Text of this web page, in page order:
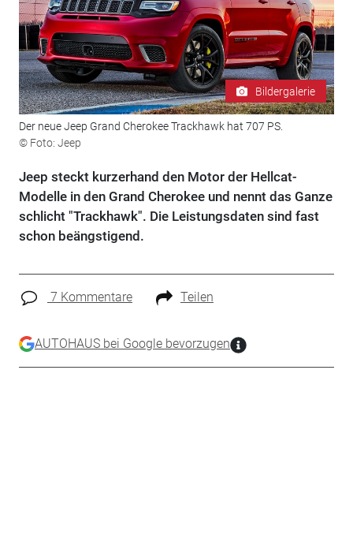
Bildergalerie
Der neue Jeep Grand Cherokee Trackhawk hat 707 PS.
© Foto: Jeep
Jeep steckt kurzerhand den Motor der Hellcat-
Modelle in den Grand Cherokee und nennt das Ganze
schlicht "Trackhawk". Die Leistungsdaten sind fast
schon beängstigend.
7 Kommentare Teilen
AUTOHAUS bei Google bevorzugen